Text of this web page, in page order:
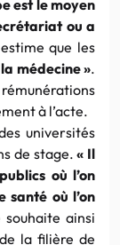
est le moyen
ou a
que les
médecine ».
à l’acte.
universités
de stage.« Il
où l’on
santé où l’on
ainsi
la filière de